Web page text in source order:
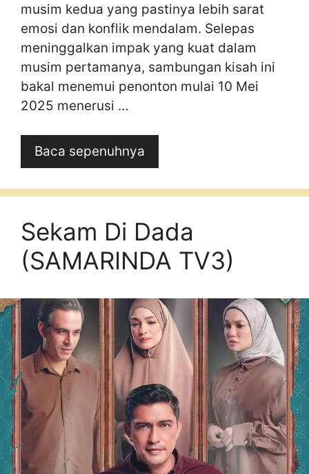
musim kedua yang pastinya lebih sarat
emosi dan konflik mendalam. Selepas
meninggalkan impak yang kuat dalam
musim pertamanya, sambungan kisah ini
bakal menemui penonton mulai 10 Mei
2025 menerusi …
Baca sepenuhnya
Sekam Di Dada
(SAMARINDA TV3)